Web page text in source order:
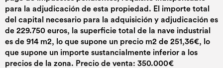
para la adjudicación de esta propiedad. El importe total
del capital necesario para la adquisición y adjudicación es
de 229.750 euros, la superficie total de la nave industrial
es de 914 m2, lo que supone un precio m2 de 251,36€, lo
que supone un importe sustancialmente inferior a los
precios de la zona. Precio de venta: 350.000€